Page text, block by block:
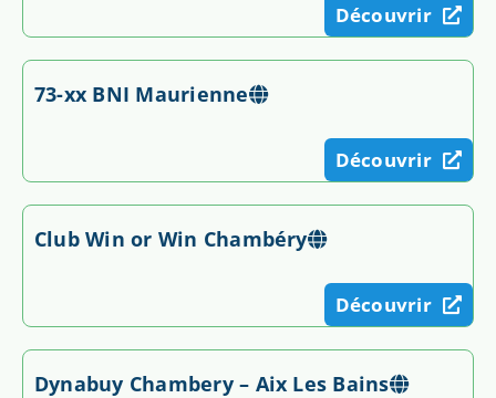
Découvrir
73-xx BNI Maurienne
Découvrir
Club Win or Win Chambéry
Découvrir
Dynabuy Chambery – Aix Les Bains